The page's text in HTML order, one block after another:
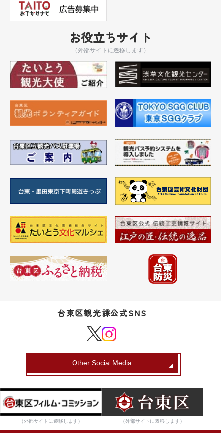
お役立ちサイト
（外部サイトに遷移します）
台東区観光課公式SNS
Other Social Media
（外部サイトに遷移します） （外部サイトに遷移します）